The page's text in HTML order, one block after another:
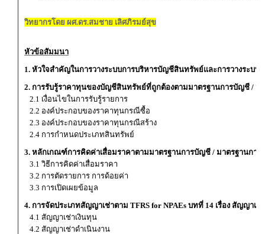
วิทยากรโดย ผศ.ดร.สมชาย เลิศภิรมย์สุข
หัวข้อสัมมนา
1. หัวใจสำคัญในการวางระบบการบริหารบัญชีสินทรัพย์และการวางระบ
2. การรับรู้ราคาทุนของบัญชีสินทรัพย์ที่ถูกต้องตามมาตรฐานการบัญชี / มา
2.1 เงื่อนไขในการรับรู้รายการ
2.2 องค์ประกอบของราคาทุนกรณีซื้อ
2.3 องค์ประกอบของราคาทุนกรณีสร้าง
2.4 การกำหนดประเภทสินทรัพย์
3. หลักเกณฑ์การคิดค่าเสื่อมราคาตามมาตรฐานการบัญชี / มาตรฐานการร
3.1 วิธีการคิดค่าเสื่อมราคา
3.2 การตัดรายการ การด้อยค่า
3.3 การเปิดเผยข้อมูล
4. การจัดประเภทสัญญาเช่าตาม TFRS for NPAEs บทที่ 14 เรื่อง สัญญาเช่า
4.1 สัญญาเช่าเงินทุน
4.2 สัญญาเช่าดำเนินงาน